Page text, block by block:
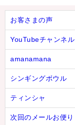
お客さまの声
YouTubeチャンネル
amanamana
シンギングボウル
ティンシャ
次回のメールお便り